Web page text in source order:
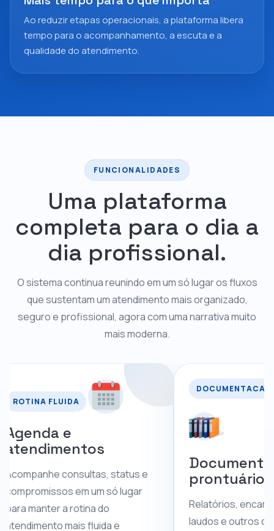
Ao reduzir etapas operacionais, a plataforma libera
tempo para o acompanhamento, a escuta e a
qualidade do atendimento.
FUNCIONALIDADES
Uma plataforma
completa para o dia a
dia profissional.
O sistema continua reunindo em um só lugar os fluxos
que sustentam um atendimento mais organizado,
seguro e profissional, agora com uma narrativa muito
mais moderna.
e
consultas, status e
em um só lugar
a rotina do
mais fluida e
DOCUMENTACAO SEGURA
Documentos e
prontuários
Relatórios, encaminhamentos,
laudos e outros documentos